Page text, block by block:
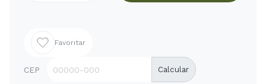
Favoritar
CEP Calcular